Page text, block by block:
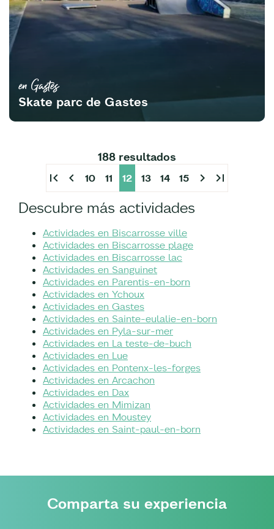
en Gastes
Skate parc de Gastes
188 resultados
first_page chevron_left 10 11 12 13 14 15 chevron_right last_page
Descubre más actividades
Actividades en Biscarrosse ville
Actividades en Biscarrosse plage
Actividades en Biscarrosse lac
Actividades en Sanguinet
Actividades en Parentis-en-born
Actividades en Ychoux
Actividades en Gastes
Actividades en Sainte-eulalie-en-born
Actividades en Pyla-sur-mer
Actividades en La teste-de-buch
Actividades en Lue
Actividades en Pontenx-les-forges
Actividades en Arcachon
Actividades en Dax
Actividades en Mimizan
Actividades en Moustey
Actividades en Saint-paul-en-born
Comparta su experiencia